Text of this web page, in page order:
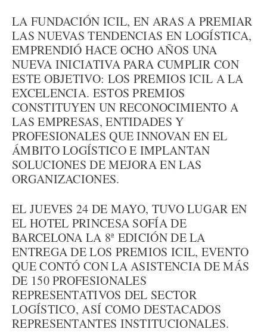
LA FUNDACIÓN ICIL, EN ARAS A PREMIAR
LAS NUEVAS TENDENCIAS EN LOGÍSTICA,
EMPRENDIÓ HACE OCHO AÑOS UNA
NUEVA INICIATIVA PARA CUMPLIR CON
ESTE OBJETIVO: LOS PREMIOS ICIL A LA
EXCELENCIA. ESTOS PREMIOS
CONSTITUYEN UN RECONOCIMIENTO A
LAS EMPRESAS, ENTIDADES Y
PROFESIONALES QUE INNOVAN EN EL
ÁMBITO LOGÍSTICO E IMPLANTAN
SOLUCIONES DE MEJORA EN LAS
ORGANIZACIONES.
EL JUEVES 24 DE MAYO, TUVO LUGAR EN
EL HOTEL PRINCESA SOFÍA DE
BARCELONA LA 8ª EDICIÓN DE LA
ENTREGA DE LOS PREMIOS ICIL, EVENTO
QUE CONTÓ CON LA ASISTENCIA DE MÁS
DE 150 PROFESIONALES
REPRESENTATIVOS DEL SECTOR
LOGÍSTICO, ASÍ COMO DESTACADOS
REPRESENTANTES INSTITUCIONALES.